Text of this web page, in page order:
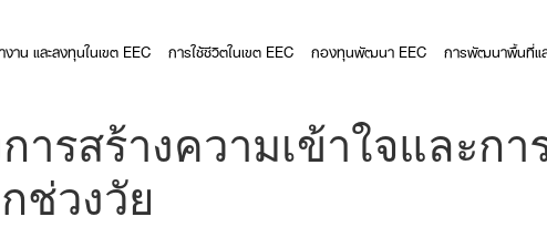
งาน และลงทุนในเขต EEC การใช้ชีวิตในเขต EEC กองทุนพัฒนา EEC การพัฒนาพื้นที่แ
ารสร้างความเข้าใจและก
ช่วงวัย